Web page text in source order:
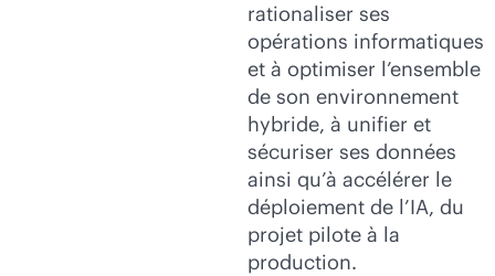
rationaliser ses
opérations informatiques
et à optimiser l’ensemble
de son environnement
hybride, à unifier et
sécuriser ses données
ainsi qu’à accélérer le
déploiement de l’IA, du
projet pilote à la
production.